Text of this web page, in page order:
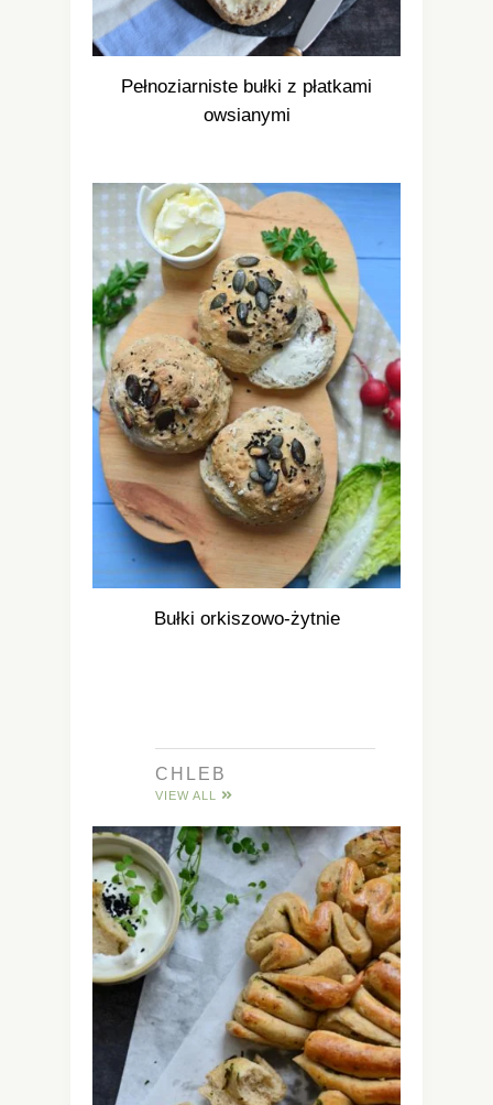
Pełnoziarniste bułki z płatkami
owsianymi
Bułki orkiszowo-żytnie
CHLEB
VIEW ALL